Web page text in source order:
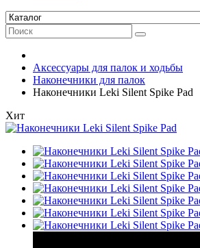
Аксессуары для палок и ходьбы
Наконечники для палок
Наконечники Leki Silent Spike Pad
Хит